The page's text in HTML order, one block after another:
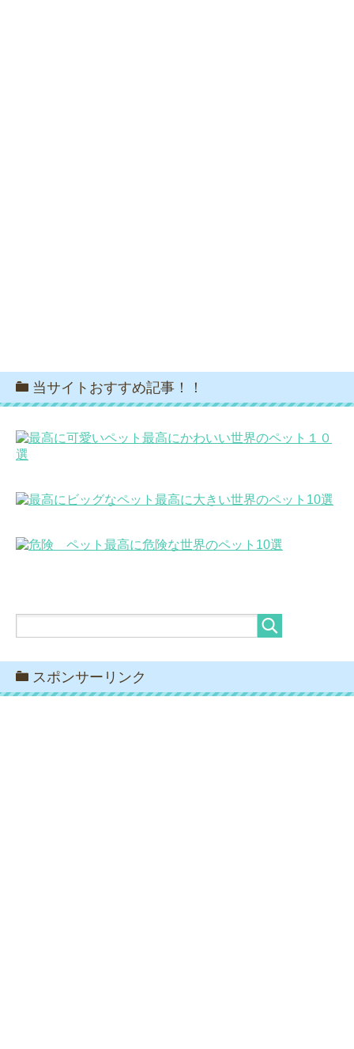
当サイトおすすめ記事！！
最高にかわいい世界のペット１０
選
最高に大きい世界のペット10選
最高に危険な世界のペット10選
スポンサーリンク